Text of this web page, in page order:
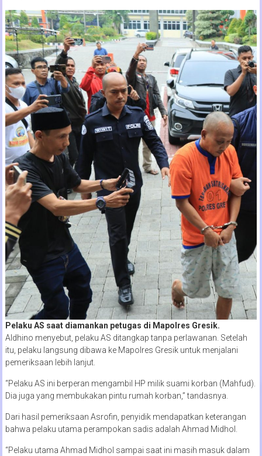
Pelaku AS saat diamankan petugas di Mapolres Gresik.
Aldhino menyebut, pelaku AS ditangkap tanpa perlawanan. Setelah
itu, pelaku langsung dibawa ke Mapolres Gresik untuk menjalani
pemeriksaan lebih lanjut.
“Pelaku AS ini berperan mengambil HP milik suami korban (Mahfud).
Dia juga yang membukakan pintu rumah korban,” tandasnya.
Dari hasil pemeriksaan Asrofin, penyidik mendapatkan keterangan
bahwa pelaku utama perampokan sadis adalah Ahmad Midhol.
“Pelaku utama Ahmad Midhol sampai saat ini masih masuk dalam